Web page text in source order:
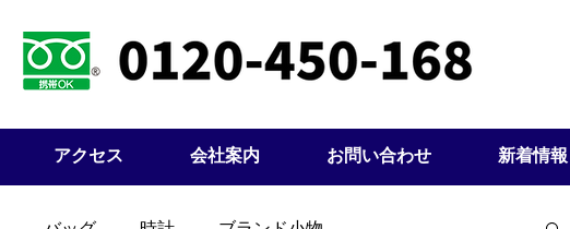
アクセス 会社案内 お問い合わせ 新着情報